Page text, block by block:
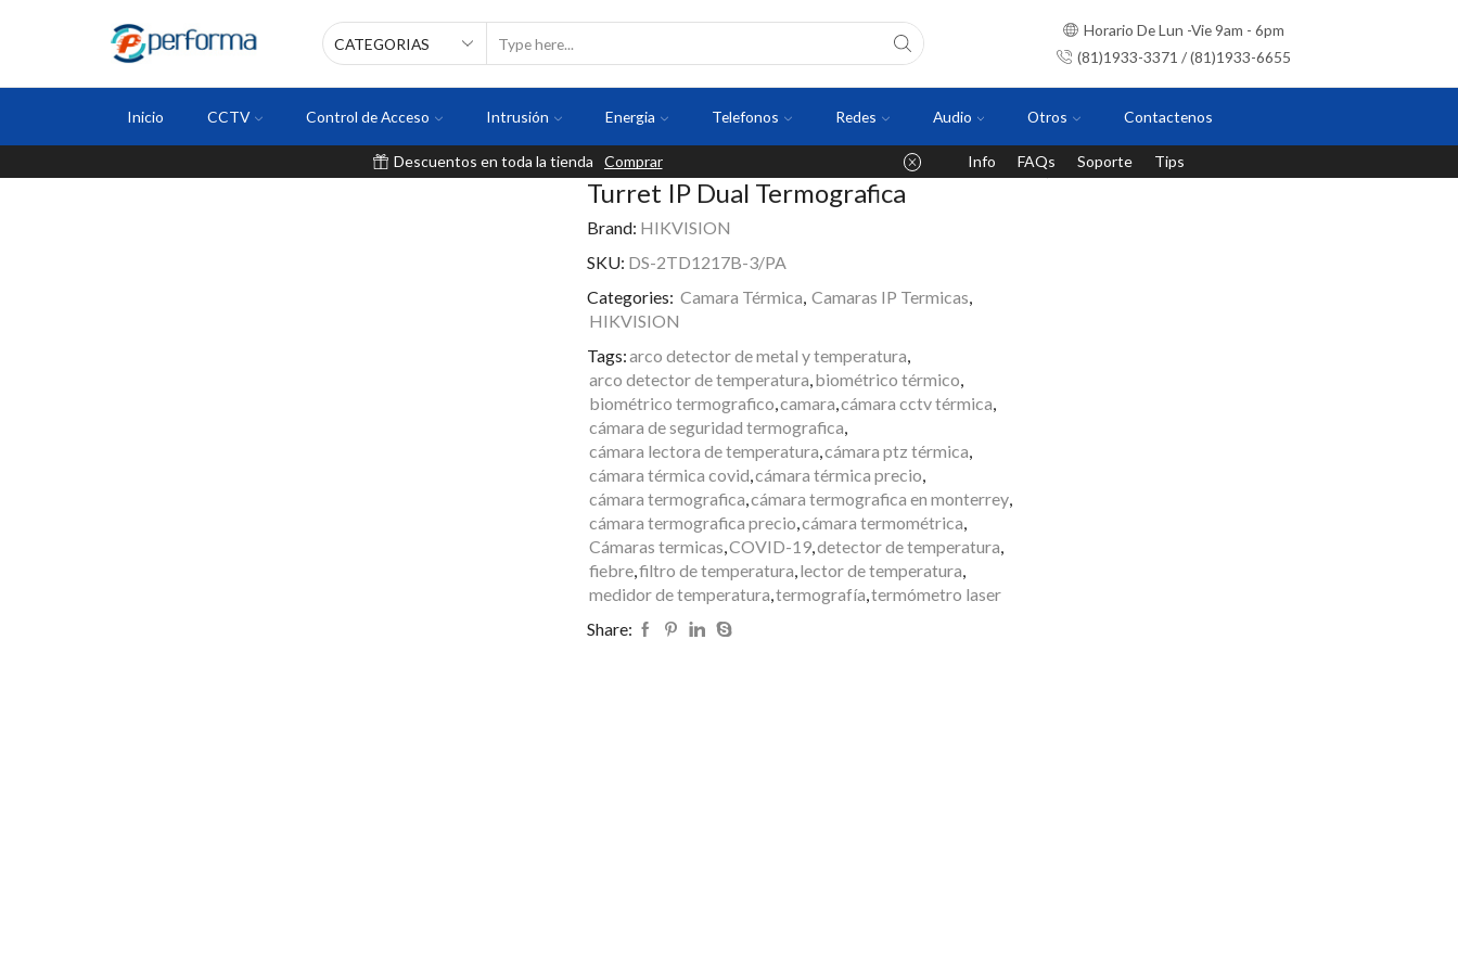
Horario De Lun -Vie 9am - 6pm
(81)1933-3371 / (81)1933-6655
Inicio CCTV Control de Acceso Intrusión Energia Telefonos Redes Audio Otros Contactenos
Descuentos en toda la tienda Comprar Info FAQs Soporte Tips
Turret IP Dual Termografica
Brand: HIKVISION
SKU: DS-2TD1217B-3/PA
Categories: Camara Térmica, Camaras IP Termicas,
HIKVISION
Tags:arco detector de metal y temperatura,
arco detector de temperatura,biométrico térmico,
biométrico termografico,camara,cámara cctv térmica,
cámara de seguridad termografica,
cámara lectora de temperatura,cámara ptz térmica,
cámara térmica covid,cámara térmica precio,
cámara termografica,cámara termografica en monterrey,
cámara termografica precio,cámara termométrica,
Cámaras termicas,COVID-19,detector de temperatura,
fiebre,filtro de temperatura,lector de temperatura,
medidor de temperatura,termografía,termómetro laser
Share: